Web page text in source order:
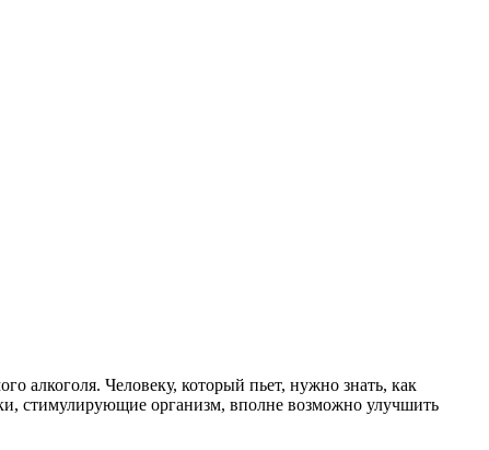
алкоголя. Человеку, который пьет, нужно знать, как
стимулирующие организм, вполне возможно улучшить